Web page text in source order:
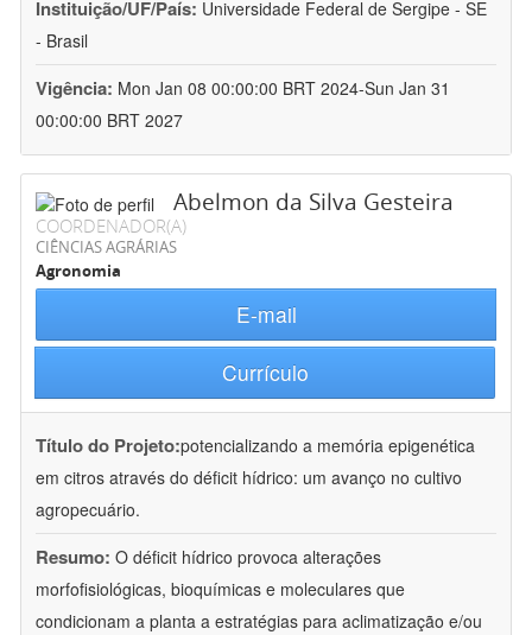
Instituição/UF/País: Universidade Federal de Sergipe - SE
- Brasil
Vigência: Mon Jan 08 00:00:00 BRT 2024-Sun Jan 31
00:00:00 BRT 2027
Abelmon da Silva Gesteira
COORDENADOR(A)
CIÊNCIAS AGRÁRIAS
Agronomia
E-mail
Currículo
Título do Projeto:potencializando a memória epigenética
em citros através do déficit hídrico: um avanço no cultivo
agropecuário.
Resumo: O déficit hídrico provoca alterações
morfofisiológicas, bioquímicas e moleculares que
condicionam a planta a estratégias para aclimatização e/ou